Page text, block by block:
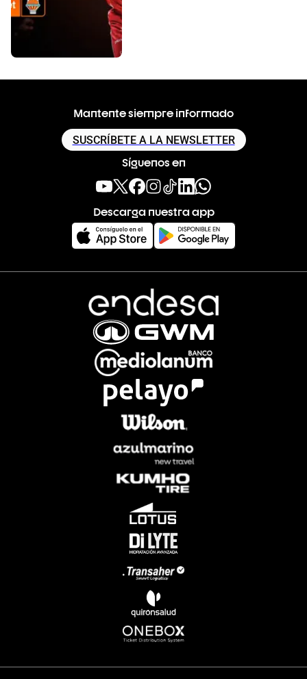
Mantente siempre informado
SUSCRÍBETE A LA NEWSLETTER
Síguenos en
Descarga nuestra app